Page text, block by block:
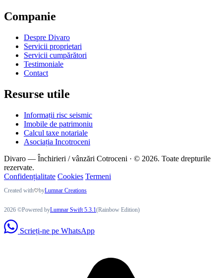
Companie
Despre Divaro
Servicii proprietari
Servicii cumpărători
Testimoniale
Contact
Resurse utile
Informații risc seismic
Imobile de patrimoniu
Calcul taxe notariale
Asociația Incotroceni
Divaro — Închirieri / vânzări Cotroceni · © 2026. Toate drepturile
rezervate.
Confidențialitate Cookies Termeni
Created with byLumnar Creations
2026 ©Powered byLumnar Swift 5.3.1(Rainbow Edition)
Scrieți-ne pe WhatsApp